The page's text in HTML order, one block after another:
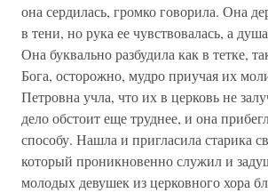
она сердилась, громко говорила. Она
в тени, но рука ее чувствовалась, а
Она буквально разбудила как в тетке,
Бога, осторожно, мудро приучая их
Петровна учла, что их в церковь не
дело обстоит еще труднее, и она
способу. Нашла и пригласила старика
который проникновенно служил и
молодых девушек из церковного хора